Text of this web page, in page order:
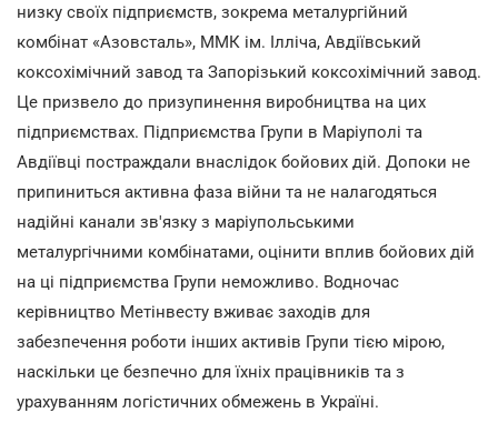
низку своїх підприємств, зокрема металургійний
комбінат «Азовсталь», ММК ім. Ілліча, Авдіївський
коксохімічний завод та Запорізький коксохімічний завод.
Це призвело до призупинення виробництва на цих
підприємствах. Підприємства Групи в Маріуполі та
Авдіївці постраждали внаслідок бойових дій. Допоки не
припиниться активна фаза війни та не налагодяться
надійні канали зв'язку з маріупольськими
металургічними комбінатами, оцінити вплив бойових дій
на ці підприємства Групи неможливо. Водночас
керівництво Метінвесту вживає заходів для
забезпечення роботи інших активів Групи тією мірою,
наскільки це безпечно для їхніх працівників та з
урахуванням логістичних обмежень в Україні.